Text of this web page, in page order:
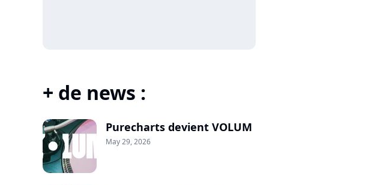
+ de news :
Purecharts devient VOLUM
May 29, 2026